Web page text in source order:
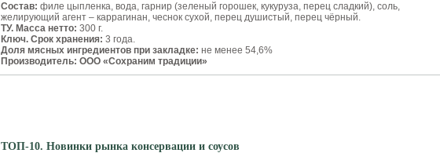
Состав: филе цыпленка, вода, гарнир (зеленый горошек, кукуруза, перец сладкий), соль,
желирующий агент – каррагинан, чеснок сухой, перец душистый, перец чёрный.
ТУ. Масса нетто: 300 г.
Ключ. Срок хранения: 3 года.
Доля мясных ингредиентов при закладке: не менее 54,6%
Производитель: ООО «Сохраним традиции»
ТОП-10. Новинки рынка консервации и соусов